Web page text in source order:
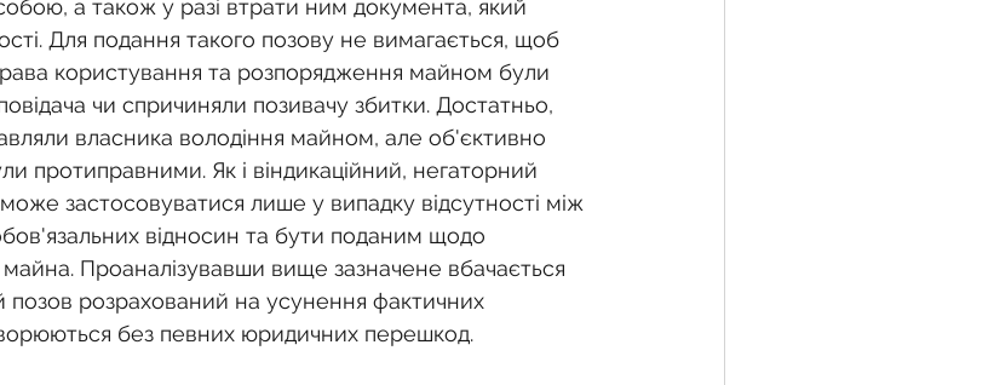
а також у разі втрати ним документа, який
Для подання такого позову не вимагається, щоб
користування та розпорядження майном були
чи спричиняли позивачу збитки. Достатньо,
власника володіння майном, але об'єктивно
протиправними. Як і віндикаційний, негаторний
застосовуватися лише у випадку відсутності між
відносин та бути поданим щодо
майна. Проаналізувавши вище зазначене вбачається
розрахований на усунення фактичних
без певних юридичних перешкод.